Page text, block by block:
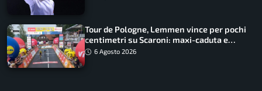
Tour de Pologne, Lemmen vince per pochi
centimetri su Scaroni: maxi-caduta e
tappa accorciata
6 Agosto 2026